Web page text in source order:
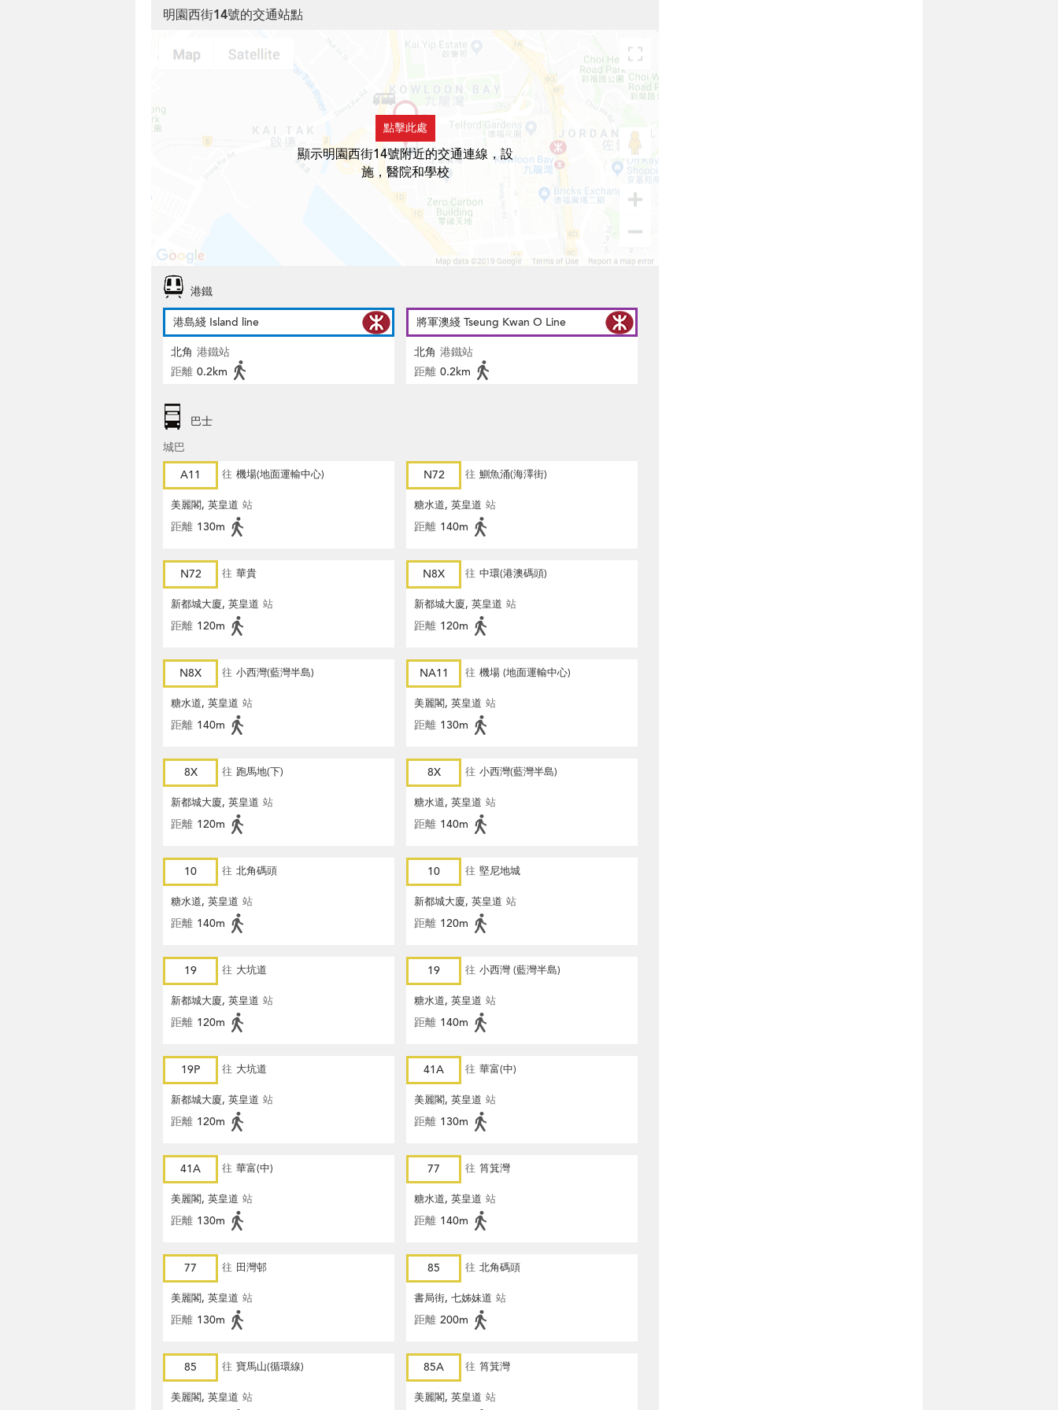
明園西街14號的交通站點
點擊此處
顯示明園西街14號附近的交通連線，設
施，醫院和學校
港鐵
港島綫 Island line
北角 港鐵站
距離 0.2km
將軍澳綫 Tseung Kwan O Line
北角 港鐵站
距離 0.2km
巴士
城巴
A11
往 機場(地面運輸中心)
美麗閣, 英皇道 站
距離 130m
N72 往 鰂魚涌(海澤街)
糖水道, 英皇道 站
距離 140m
N72 往 華貴
新都城大廈, 英皇道 站
距離 120m
N8X 往 中環(港澳碼頭)
新都城大廈, 英皇道 站
距離 120m
N8X 往 小西灣(藍灣半島)
糖水道, 英皇道 站
距離 140m
NA11 往 機場 (地面運輸中心)
美麗閣, 英皇道 站
距離 130m
8X 往 跑馬地(下)
新都城大廈, 英皇道 站
距離 120m
8X 往 小西灣(藍灣半島)
糖水道, 英皇道 站
距離 140m
10 往 北角碼頭
糖水道, 英皇道 站
距離 140m
10 往 堅尼地城
新都城大廈, 英皇道 站
距離 120m
19 往 大坑道
新都城大廈, 英皇道 站
距離 120m
19 往 小西灣 (藍灣半島)
糖水道, 英皇道 站
距離 140m
19P 往 大坑道
新都城大廈, 英皇道 站
距離 120m
41A 往 華富(中)
美麗閣, 英皇道 站
距離 130m
41A 往 華富(中)
美麗閣, 英皇道 站
距離 130m
77 往 筲箕灣
糖水道, 英皇道 站
距離 140m
77 往 田灣邨
美麗閣, 英皇道 站
距離 130m
85 往 北角碼頭
書局街, 七姊妹道 站
距離 200m
85 往 寶馬山(循環線)
美麗閣, 英皇道 站
85A 往 筲箕灣
美麗閣, 英皇道 站